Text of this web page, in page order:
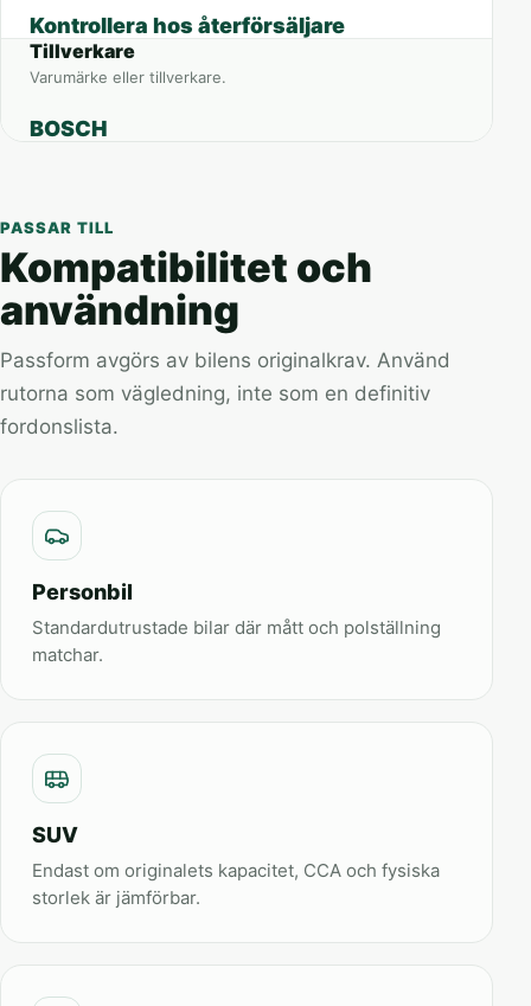
Kontrollera hos återförsäljare
Tillverkare
Varumärke eller tillverkare.
BOSCH
PASSAR TILL
Kompatibilitet och
användning
Passform avgörs av bilens originalkrav. Använd
rutorna som vägledning, inte som en definitiv
fordonslista.
Personbil
Standardutrustade bilar där mått och polställning
matchar.
SUV
Endast om originalets kapacitet, CCA och fysiska
storlek är jämförbar.